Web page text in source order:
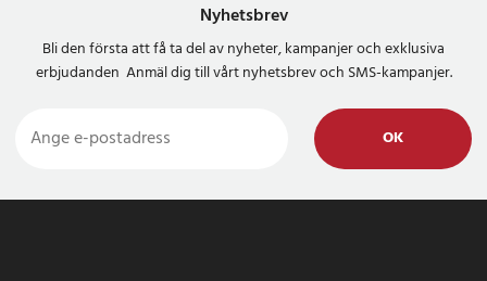
Nyhetsbrev
Bli den första att få ta del av nyheter, kampanjer och exklusiva
erbjudanden Anmäl dig till vårt nyhetsbrev och SMS-kampanjer.
OK